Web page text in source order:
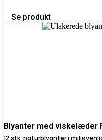
Se produkt
Blyanter med viskelæder
12 stk. naturblyanter i